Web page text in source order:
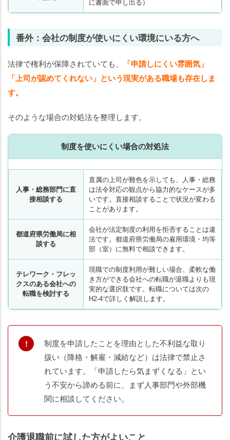
に書面で申し出る）
番外：会社の制度が使いにくい環境にいる方へ
法律で権利が保障されていても、
「申請しにくい雰囲気」
「上司が認めてくれない」という現実がある職場も存在しま
す。
そのような場合の対処法を整理します。
制度を使いにくい場合の対処法
人事・総務部門に直
接相談する
直属の上司が難色を示しても、人事・総務
は法令対応の観点から協力的なケースが多
いです。直接相談することで状況が変わる
ことがあります。
都道府県労働局に相
談する
会社が法定制度の利用を拒否することは違
法です。都道府県労働局の雇用環境・均等
部（室）に無料で相談できます。
テレワーク・フレッ
クスのある会社への
転職を検討する
現職での制度利用が難しい場合、柔軟な働
き方ができる会社への転職が退職よりも現
実的な選択肢です。転職については次の
H2-4で詳しく解説します。
制度を申請したことを理由とした不利益な取り
扱い（降格・解雇・減給など）は法律で禁止さ
れています。「申請したら気まずくなる」とい
う不安から諦める前に、まず人事部門や外部機
関に相談してください。
介護退職前に試した方がよいこと
老人ホームの知りたいことがわかる
老人ホームの知りたいことがわかる